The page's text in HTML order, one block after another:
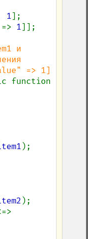
1
=> 1]];
и
function
);
);